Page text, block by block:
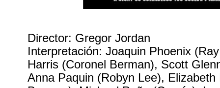
Director: Gregor Jordan
Interpretación: Joaquin Phoenix
Harris (Coronel Berman), Scott
Anna Paquin (Robyn Lee),